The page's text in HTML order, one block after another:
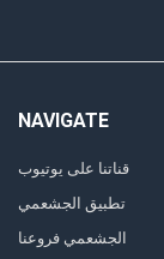
NAVIGATE
قناتنا على يوتيوب
تطبيق الجشعمي
الجشعمي فروعنا